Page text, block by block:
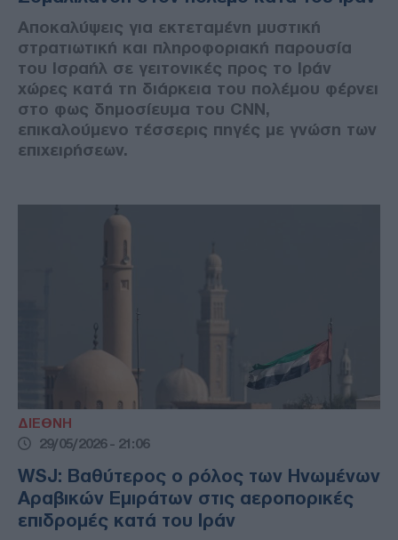
Αποκαλύψεις για εκτεταμένη μυστική
στρατιωτική και πληροφοριακή παρουσία
του Ισραήλ σε γειτονικές προς το Ιράν
χώρες κατά τη διάρκεια του πολέμου φέρνει
στο φως δημοσίευμα του CNN,
επικαλούμενο τέσσερις πηγές με γνώση των
επιχειρήσεων.
ΔΙΕΘΝΗ
29/05/2026 - 21:06
WSJ: Βαθύτερος ο ρόλος των Ηνωμένων
Αραβικών Εμιράτων στις αεροπορικές
επιδρομές κατά του Ιράν